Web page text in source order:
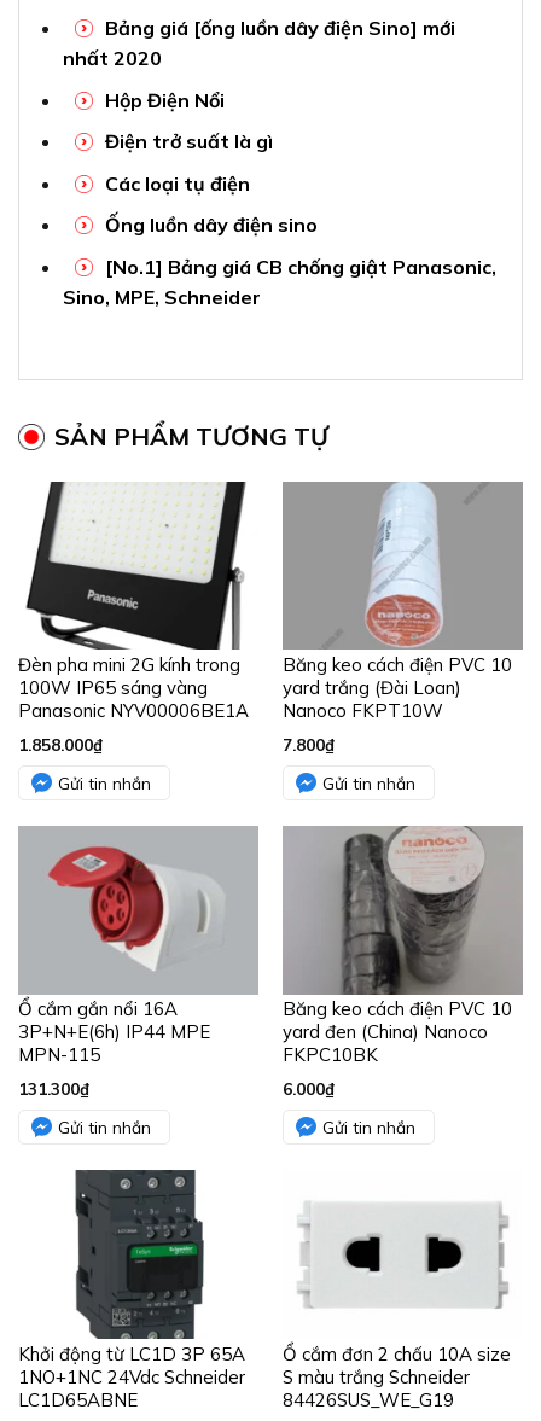
Bảng giá [ống luồn dây điện Sino] mới
nhất 2020
Hộp Điện Nổi
Điện trở suất là gì
Các loại tụ điện
Ống luồn dây điện sino
[No.1] Bảng giá CB chống giật Panasonic,
Sino, MPE, Schneider
SẢN PHẨM TƯƠNG TỰ
Đèn pha mini 2G kính trong
100W IP65 sáng vàng
Panasonic NYV00006BE1A
1.858.000₫
Gửi tin nhắn
Băng keo cách điện PVC 10
yard trắng (Đài Loan)
Nanoco FKPT10W
7.800₫
Gửi tin nhắn
Ổ cắm gắn nổi 16A
3P+N+E(6h) IP44 MPE
MPN-115
131.300₫
Gửi tin nhắn
Băng keo cách điện PVC 10
yard đen (China) Nanoco
FKPC10BK
6.000₫
Gửi tin nhắn
Khởi động từ LC1D 3P 65A
1NO+1NC 24Vdc Schneider
LC1D65ABNE
Ổ cắm đơn 2 chấu 10A size
S màu trắng Schneider
84426SUS_WE_G19